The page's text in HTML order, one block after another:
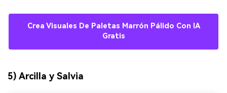
Crea Visuales De Paletas Marrón Pálido Con IA
Gratis
5) Arcilla y Salvia